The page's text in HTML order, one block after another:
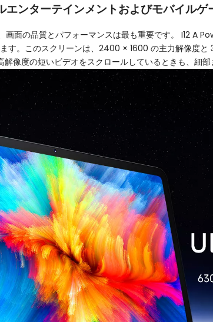
エンターテインメントおよびモバイル
面の品質とパフォーマンスは最も重要です。 I12 A
す。このスクリーンは、2400 × 1600 の主力解像度
像度の短いビデオをスクロールしているときも、細部